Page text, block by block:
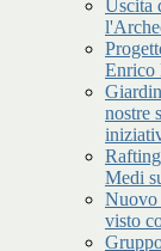
Uscita
Enrico
nostre
Medi
Nuovo
visto